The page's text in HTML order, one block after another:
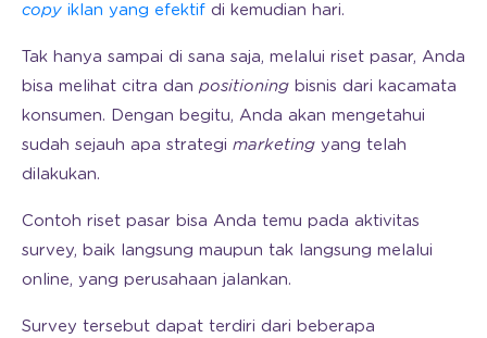
copy iklan yang efektif di kemudian hari.
Tak hanya sampai di sana saja, melalui riset pasar, Anda
bisa melihat citra dan positioning bisnis dari kacamata
konsumen. Dengan begitu, Anda akan mengetahui
sudah sejauh apa strategi marketing yang telah
dilakukan.
Contoh riset pasar bisa Anda temu pada aktivitas
survey, baik langsung maupun tak langsung melalui
online, yang perusahaan jalankan.
Survey tersebut dapat terdiri dari beberapa